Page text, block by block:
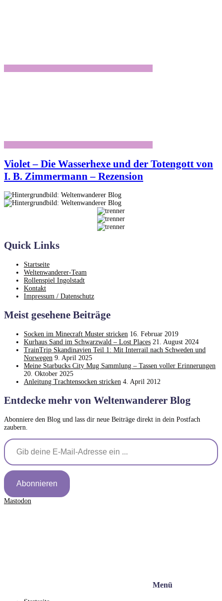
Violet – Die Wasserhexe und der Totengott von
I. B. Zimmermann – Rezension
Quick Links
Startseite
Weltenwanderer-Team
Rollenspiel Ingolstadt
Kontakt
Impressum / Datenschutz
Meist gesehene Beiträge
Socken im Minecraft Muster stricken 16. Februar 2019
Kurhaus Sand im Schwarzwald – Lost Places 21. August 2024
TrainTrip Skandinavien Teil 1: Mit Interrail nach Schweden und
Norwegen 9. April 2025
Meine Starbucks City Mug Sammlung – Tassen voller Erinnerungen
20. Oktober 2025
Anleitung Trachtensocken stricken 4. April 2012
Entdecke mehr von Weltenwanderer Blog
Abonniere den Blog und lass dir neue Beiträge direkt in dein Postfach
zaubern.
Gib deine E-Mail-Adresse ein ...
Abonnieren
Mastodon
Menü